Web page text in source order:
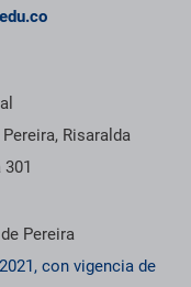
Risaralda
Pereira
con vigencia de